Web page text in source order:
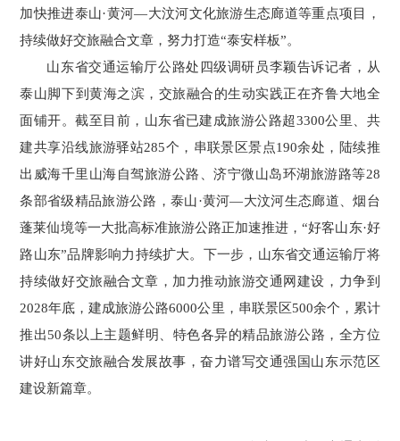
加快推进泰山·黄河—大汶河文化旅游生态廊道等重点项目，
持续做好交旅融合文章，努力打造“泰安样板”。
山东省交通运输厅公路处四级调研员李颖告诉记者，从
泰山脚下到黄海之滨，交旅融合的生动实践正在齐鲁大地全
面铺开。截至目前，山东省已建成旅游公路超3300公里、共
建共享沿线旅游驿站285个，串联景区景点190余处，陆续推
出威海千里山海自驾旅游公路、济宁微山岛环湖旅游路等28
条部省级精品旅游公路，泰山·黄河—大汶河生态廊道、烟台
蓬莱仙境等一大批高标准旅游公路正加速推进，“好客山东·好
路山东”品牌影响力持续扩大。下一步，山东省交通运输厅将
持续做好交旅融合文章，加力推动旅游交通网建设，力争到
2028年底，建成旅游公路6000公里，串联景区500余个，累计
推出50条以上主题鲜明、特色各异的精品旅游公路，全方位
讲好山东交旅融合发展故事，奋力谱写交通强国山东示范区
建设新篇章。